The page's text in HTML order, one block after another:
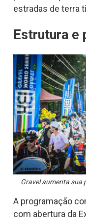
estradas de terra
Estrutura e
Gravel aumenta sua
A programação
com abertura da